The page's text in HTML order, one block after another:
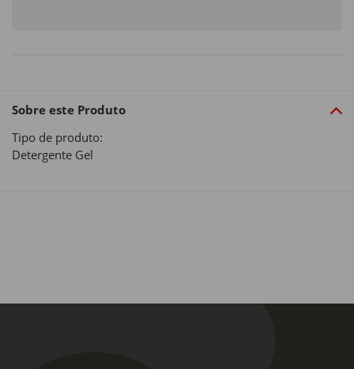
Sobre este Produto
Tipo de produto:
Detergente Gel